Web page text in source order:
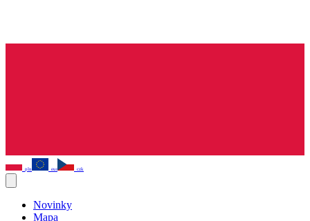
pln eur czk
Novinky
Mapa